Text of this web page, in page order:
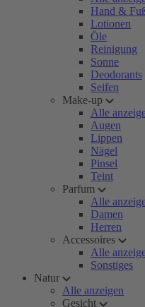
Hand &
Lotionen
Öle
Reinigung
Sonne
Deodorants
Seifen
Make-up
Alle
Augen
Lippen
Nägel
Pinsel
Teint
Parfum
Alle
Damen
Herren
Accessoires
Alle
Sonstiges
Natur
Alle anzeigen
Gesicht